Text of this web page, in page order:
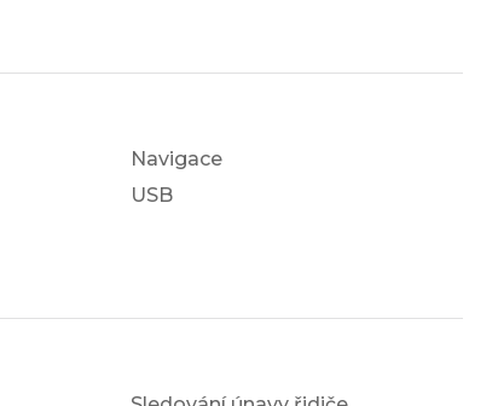
Navigace
USB